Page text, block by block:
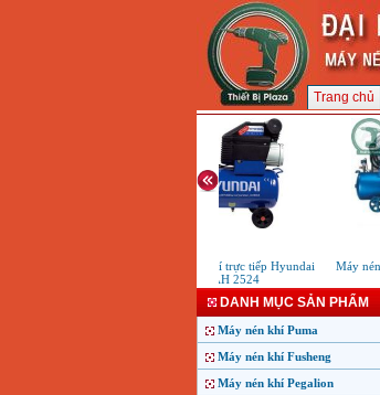
Trang chủ
Máy nén khí trực tiếp Hyundai
AH 2524
Máy
DANH MỤC SẢN PHẨM
Máy nén khí Puma
Máy nén khí Fusheng
Máy nén khí Pegalion